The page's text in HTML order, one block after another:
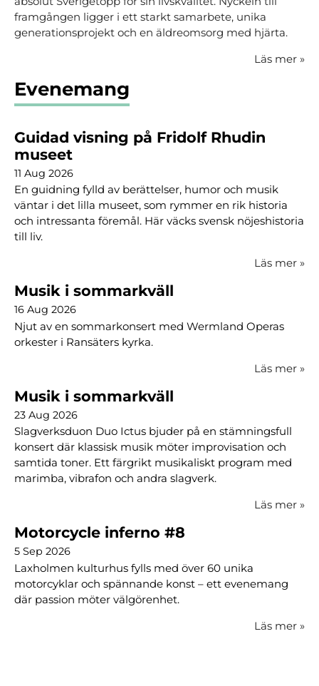
framgången ligger i ett starkt samarbete, unika
generationsprojekt och en äldreomsorg med hjärta.
Läs mer »
Evenemang
Guidad visning på Fridolf Rhudin
museet
11 Aug 2026
En guidning fylld av berättelser, humor och musik
väntar i det lilla museet, som rymmer en rik historia
och intressanta föremål. Här väcks svensk nöjeshistoria
till liv.
Läs mer »
Musik i sommarkväll
16 Aug 2026
Njut av en sommarkonsert med Wermland Operas
orkester i Ransäters kyrka.
Läs mer »
Musik i sommarkväll
23 Aug 2026
Slagverksduon Duo Ictus bjuder på en stämningsfull
konsert där klassisk musik möter improvisation och
samtida toner. Ett färgrikt musikaliskt program med
marimba, vibrafon och andra slagverk.
Läs mer »
Motorcycle inferno #8
5 Sep 2026
Laxholmen kulturhus fylls med över 60 unika
motorcyklar och spännande konst – ett evenemang
där passion möter välgörenhet.
Läs mer »